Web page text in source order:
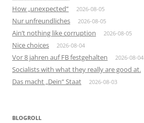
How „unexpected“ 2026-08-05
Nur unfreundliches 2026-08-05
Ain’t nothing like corruption 2026-08-05
Nice choices 2026-08-04
Vor 8 jahren auf FB festgehalten 2026-08-04
Socialists with what they really are good at.
Das macht „Dein“ Staat 2026-08-03
BLOGROLL